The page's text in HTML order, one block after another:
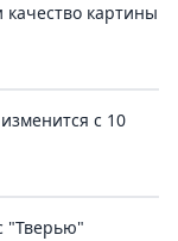
качество картины
с 10
"Тверью"